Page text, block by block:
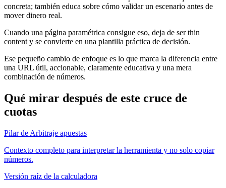
concreta; también educa sobre cómo validar un escenario antes de
mover dinero real.
Cuando una página paramétrica consigue eso, deja de ser thin
content y se convierte en una plantilla práctica de decisión.
Ese pequeño cambio de enfoque es lo que marca la diferencia entre
una URL útil, accionable, claramente educativa y una mera
combinación de números.
Qué mirar después de este cruce de
cuotas
Pilar de Arbitraje apuestas
Contexto completo para interpretar la herramienta y no solo copiar
números.
Versión raíz de la calculadora